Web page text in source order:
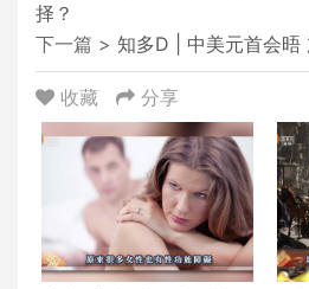
择？
下一篇 > 知多D | 中美元首会晤
收藏 分享